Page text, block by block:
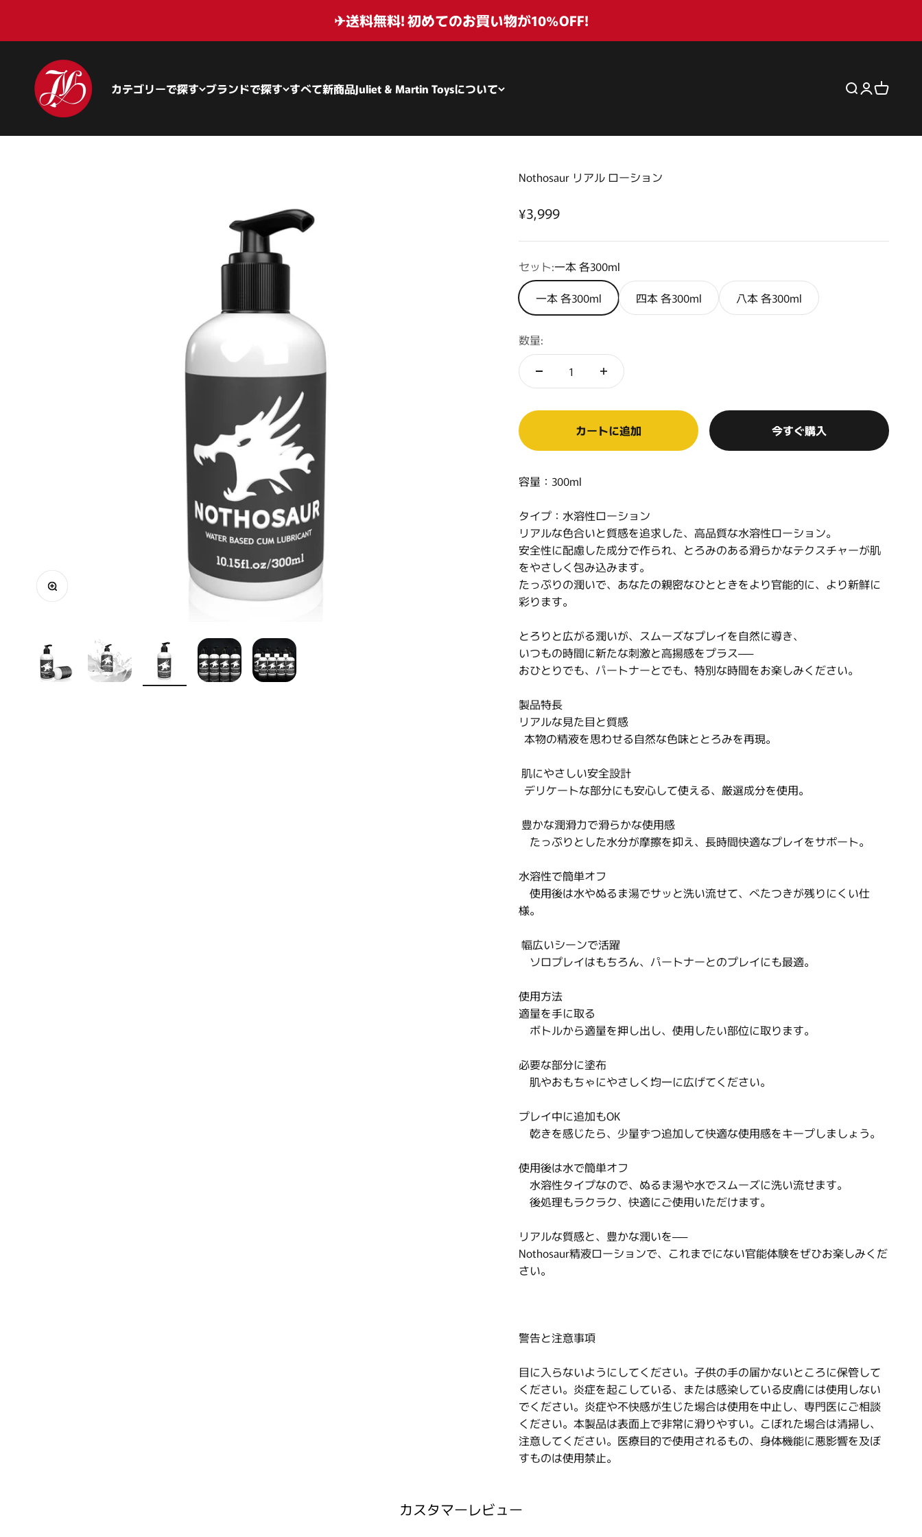
✈送料無料! 初めてのお買い物が10%OFF!
カテゴリーで探す ブランドで探す すべて新商品Juliet & Martin Toysについて
Juliettoys
検索を開く
アカウント
カートを
ズームイン
Nothosaur リアル ローション
セール価格
¥3,999
セット:一本 各300ml
一本 各300ml
四本 各300ml 八本 各300ml
数量:
カートに追加 今すぐ購入
容量：300ml
タイプ：水溶性ローション
リアルな色合いと質感を追求した、高品質な水溶性ローション。
安全性に配慮した成分で作られ、とろみのある滑らかなテクスチャーが肌
をやさしく包み込みます。
たっぷりの潤いで、あなたの親密なひとときをより官能的に、より新鮮に
彩ります。
とろりと広がる潤いが、スムーズなプレイを自然に導き、
いつもの時間に新たな刺激と高揚感をプラス──
おひとりでも、パートナーとでも、特別な時間をお楽しみください。
製品特長
リアルな見た目と質感
本物の精液を思わせる自然な色味ととろみを再現。
肌にやさしい安全設計
デリケートな部分にも安心して使える、厳選成分を使用。
豊かな潤滑力で滑らかな使用感
たっぷりとした水分が摩擦を抑え、長時間快適なプレイをサポート。
水溶性で簡単オフ
使用後は水やぬるま湯でサッと洗い流せて、べたつきが残りにくい仕
様。
幅広いシーンで活躍
ソロプレイはもちろん、パートナーとのプレイにも最適。
使用方法
適量を手に取る
ボトルから適量を押し出し、使用したい部位に取ります。
必要な部分に塗布
肌やおもちゃにやさしく均一に広げてください。
プレイ中に追加もOK
乾きを感じたら、少量ずつ追加して快適な使用感をキープしましょう。
使用後は水で簡単オフ
水溶性タイプなので、ぬるま湯や水でスムーズに洗い流せます。
後処理もラクラク、快適にご使用いただけます。
リアルな質感と、豊かな潤いを──
Nothosaur精液ローションで、これまでにない官能体験をぜひお楽しみくだ
さい。
警告と注意事項
目に入らないようにしてください。子供の手の届かないところに保管して
ください。炎症を起こしている、または感染している皮膚には使用しない
でください。炎症や不快感が生じた場合は使用を中止し、専門医にご相談
ください。本製品は表面上で非常に滑りやすい。こぼれた場合は清掃し、
注意してください。医療目的で使用されるもの、身体機能に悪影響を及ぼ
すものは使用禁止。
カスタマーレビュー